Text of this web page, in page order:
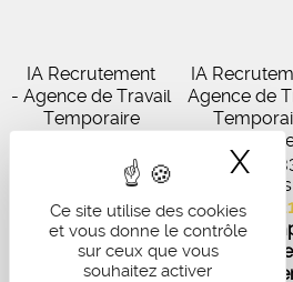
Ce site utilise des cookies
et vous donne le contrôle
sur ceux que vous
souhaitez activer
X
IA Recrutement
- Agence de Travail
Temporaire
Virecourt, 33370
Artigues-près-
Bordeaux
05 56 67 48 57
Offres d'emploi -
Recrutement -
IA
Agence de
102
Médoc,
Eysines
05 56 45
Offres